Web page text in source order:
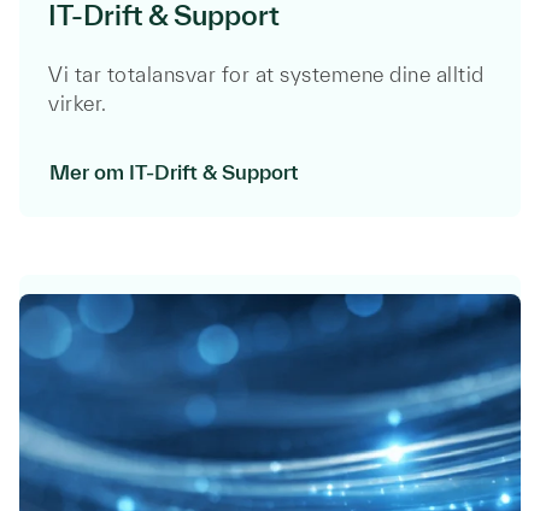
IT-Drift & Support
Vi tar totalansvar for at systemene dine alltid
virker.
Mer om IT-Drift & Support